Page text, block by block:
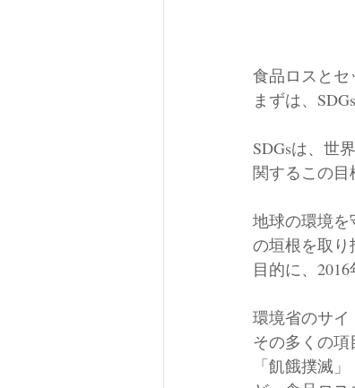
食品ロスとセ
まずは、
SDGsは、世
関するこの目
地球の環境
の垣根を取り
目的に、
環境省のサイ
その多くの項
「飢餓撲滅